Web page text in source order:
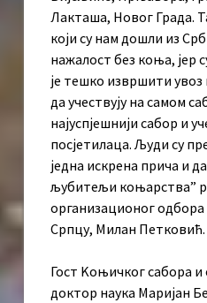
Лакташа, Новог Града.
који су нам дошли из
нажалост без коња, јер
је тешко извршити
да учествују на самом
најуспјешнији сабор и
посјетилаца. Људи су
једна искрена прича и
љубитељи коњарства”
организационог
Српцу, Милан Петковић.
Гост Kоњичког сабора и
доктор наука Маријан